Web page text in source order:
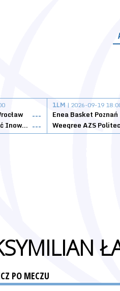
---
KSK Qemetica Noteć Inowrocław ---
1LM | 2026-09-19
Enea Basket Poznań
PO MECZU